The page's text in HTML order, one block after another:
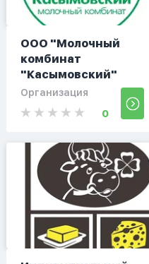
ООО "Молочный
комбинат
"Касымовский"
Организация
0